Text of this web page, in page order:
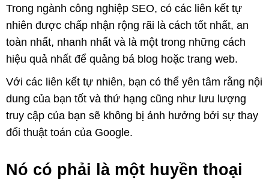
Trong ngành công nghiệp SEO, có các liên kết tự
nhiên được chấp nhận rộng rãi là cách tốt nhất, an
toàn nhất, nhanh nhất và là một trong những cách
hiệu quả nhất để quảng bá blog hoặc trang web.
Với các liên kết tự nhiên, bạn có thể yên tâm rằng nội
dung của bạn tốt và thứ hạng cũng như lưu lượng
truy cập của bạn sẽ không bị ảnh hưởng bởi sự thay
đổi thuật toán của Google.
Nó có phải là một huyền thoại